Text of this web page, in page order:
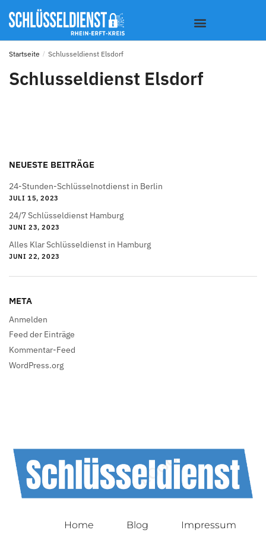
Startseite / Schlusseldienst Elsdorf
Schlusseldienst Elsdorf
NEUESTE BEITRÄGE
24-Stunden-Schlüsselnotdienst in Berlin
JULI 15, 2023
24/7 Schlüsseldienst Hamburg
JUNI 23, 2023
Alles Klar Schlüsseldienst in Hamburg
JUNI 22, 2023
META
Anmelden
Feed der Einträge
Kommentar-Feed
WordPress.org
Home Blog
Impressum